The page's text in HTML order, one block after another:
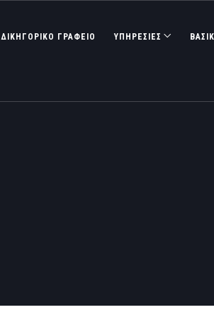
ΔΙΚΗΓΟΡΙΚΟ ΓΡΑΦΕΙΟ ΥΠΗΡΕΣΙΕΣ